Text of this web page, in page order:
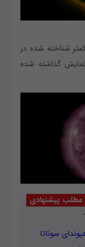
شناخته شده در
گذاشته شده
مطلب پیشنهادی
سوناتا